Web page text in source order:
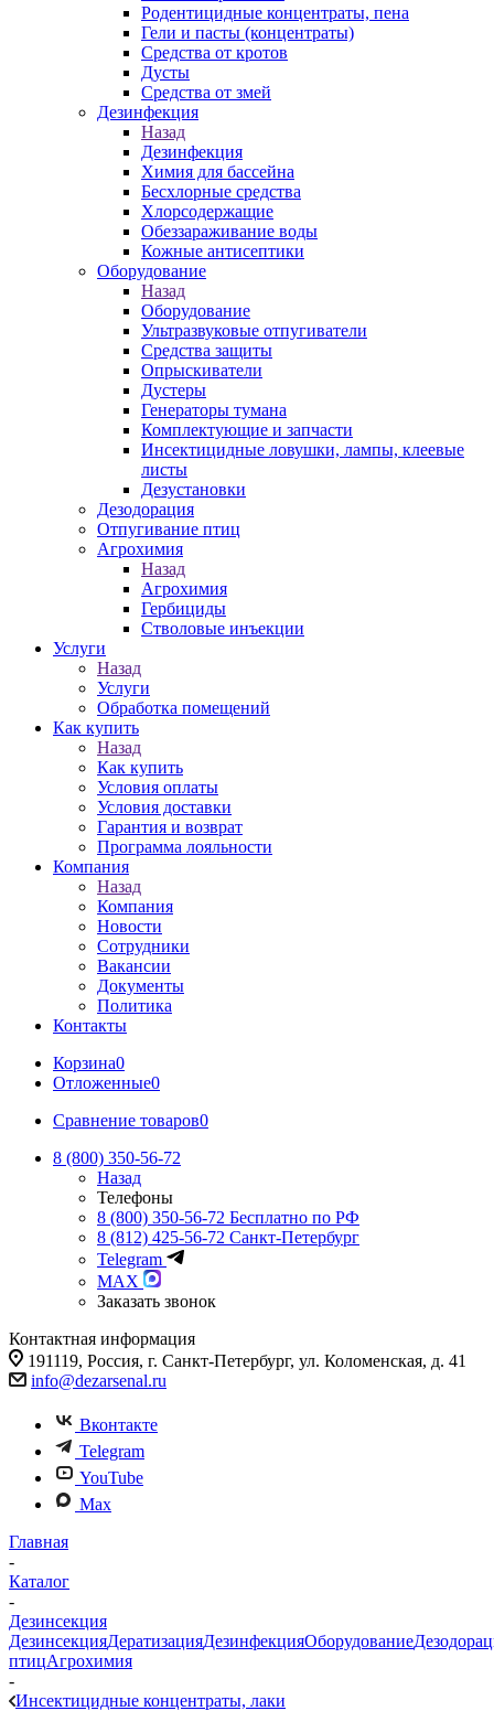
Родентицидные концентраты, пена
Гели и пасты (концентраты)
Средства от кротов
Дусты
Средства от змей
Дезинфекция
Назад
Дезинфекция
Химия для бассейна
Бесхлорные средства
Хлорсодержащие
Обеззараживание воды
Кожные антисептики
Оборудование
Назад
Оборудование
Ультразвуковые отпугиватели
Средства защиты
Опрыскиватели
Дустеры
Генераторы тумана
Комплектующие и запчасти
Инсектицидные ловушки, лампы, клеевые
листы
Дезустановки
Дезодорация
Отпугивание птиц
Агрохимия
Назад
Агрохимия
Гербициды
Стволовые инъекции
Услуги
Назад
Услуги
Обработка помещений
Как купить
Назад
Как купить
Условия оплаты
Условия доставки
Гарантия и возврат
Программа лояльности
Компания
Назад
Компания
Новости
Сотрудники
Вакансии
Документы
Политика
Контакты
Корзина0
Отложенные0
Сравнение товаров0
8 (800) 350-56-72
Назад
Телефоны
8 (800) 350-56-72 Бесплатно по РФ
8 (812) 425-56-72 Санкт-Петербург
Telegram
MAX
Заказать звонок
Контактная информация
191119, Россия, г. Санкт-Петербург, ул. Коломенская, д. 41
info@dezarsenal.ru
Вконтакте
Telegram
YouTube
Max
Главная
-
Каталог
-
Дезинсекция
ДезинсекцияДератизацияДезинфекцияОборудование
птицАгрохимия
-
Инсектицидные концентраты, лаки